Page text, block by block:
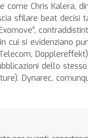
come Chris Kalera,
sfilare beat decisi
in cui si evidenziano
dello
Dynarec,